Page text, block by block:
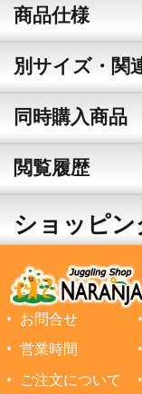
商品仕様
別サイズ・関
同時購入商品
閲覧履歴
ショッピ
お問合せ
営業時間
ご注文について